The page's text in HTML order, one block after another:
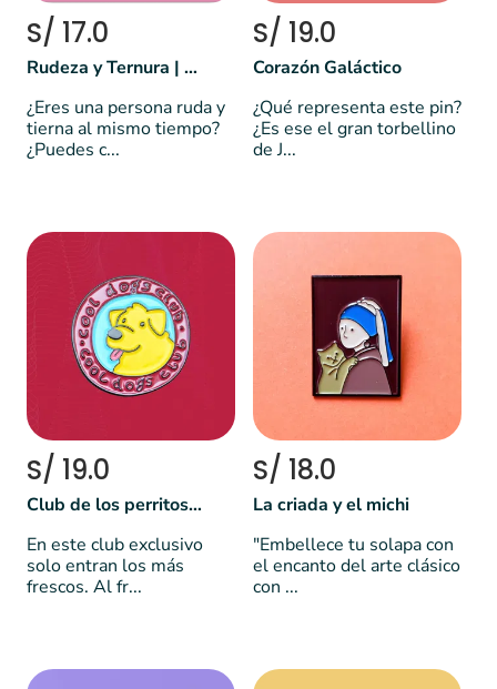
S/ 17.0
Rudeza y Ternura | Huesos y Flores
¿Eres una persona ruda y
tierna al mismo tiempo?
¿Puedes c...
S/ 19.0
Corazón Galáctico
¿Qué representa este pin?
¿Es ese el gran torbellino
de J...
S/ 19.0
Club de los perritos cools 🐕😎
En este club exclusivo
solo entran los más
frescos. Al fr...
S/ 18.0
La criada y el michi
"Embellece tu solapa con
el encanto del arte clásico
con ...